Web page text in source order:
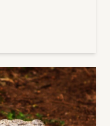
auf Sansibar,
von Dar es
Es ist eine
alle, die
verbinden
von $7.350